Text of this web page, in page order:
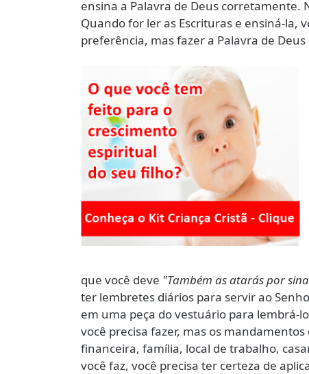
ensina a Palavra de Deus corretamente.
Quando for ler as Escrituras e ensiná-la,
preferência, mas fazer a Palavra de
que você deve "Também as atarás por
ter lembretes diários para servir ao
em uma peça do vestuário para lembrá-
você precisa fazer, mas os
financeira, família, local de trabalho,
você faz, você precisa ter certeza de